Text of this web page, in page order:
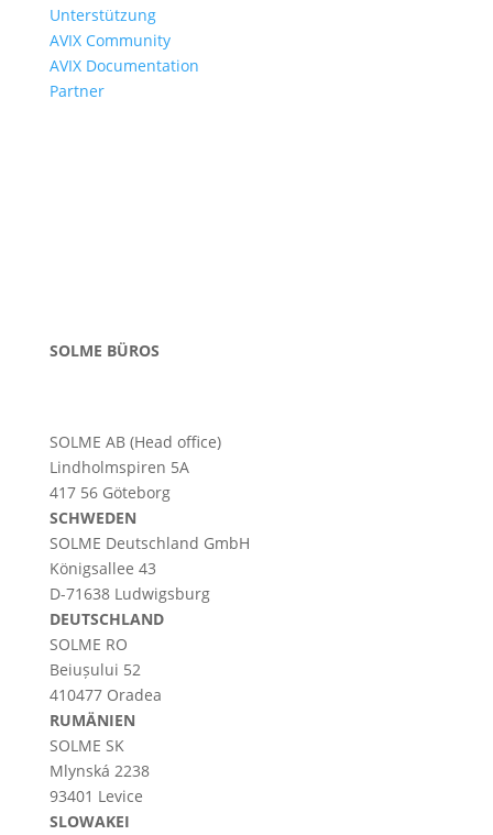
Unterstützung
AVIX Community
AVIX Documentation
Partner
SOLME BÜROS
SOLME AB (Head office)
Lindholmspiren 5A
417 56 Göteborg
SCHWEDEN
SOLME Deutschland GmbH
Königsallee 43
D-71638 Ludwigsburg
DEUTSCHLAND
SOLME RO
Beiușului 52
410477 Oradea
RUMÄNIEN
SOLME SK
Mlynská 2238
93401 Levice
SLOWAKEI